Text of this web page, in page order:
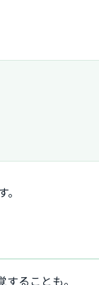
ることも。